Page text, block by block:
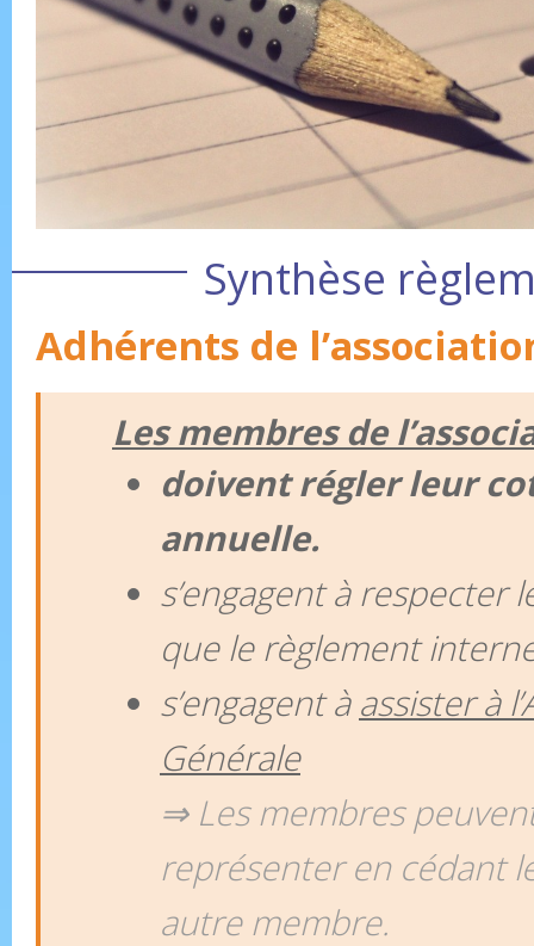
Synthèse
Adhérents de
Les membres de
doivent régler leur
annuelle.
s’engagent à respecter
que le règlement
s’engagent à assister à
Générale
⇒ Les membres
représenter en cédant
autre membre.